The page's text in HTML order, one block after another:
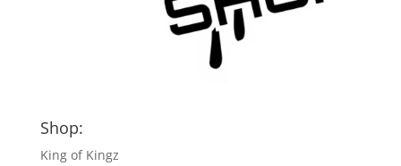
Shop:
King of Kingz